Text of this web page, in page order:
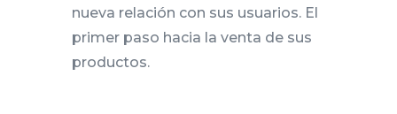
nueva relación con sus usuarios. El
primer paso hacia la venta de sus
productos.